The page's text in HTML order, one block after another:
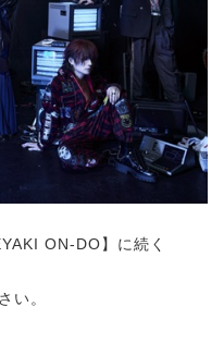
ON-DO】に続く
い。